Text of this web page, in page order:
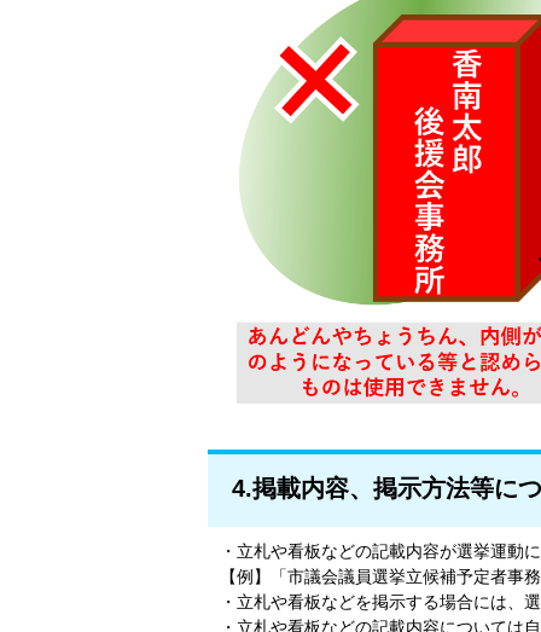
4.掲載内容、掲示方法等に
・立札や看板などの記載内容が選挙運動
【例】「市議会議員選挙立候補予定者事
・立札や看板などを掲示する場合には、
・立札や看板などの記載内容については